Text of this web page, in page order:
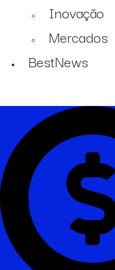
Inovação
Mercados
BestNews